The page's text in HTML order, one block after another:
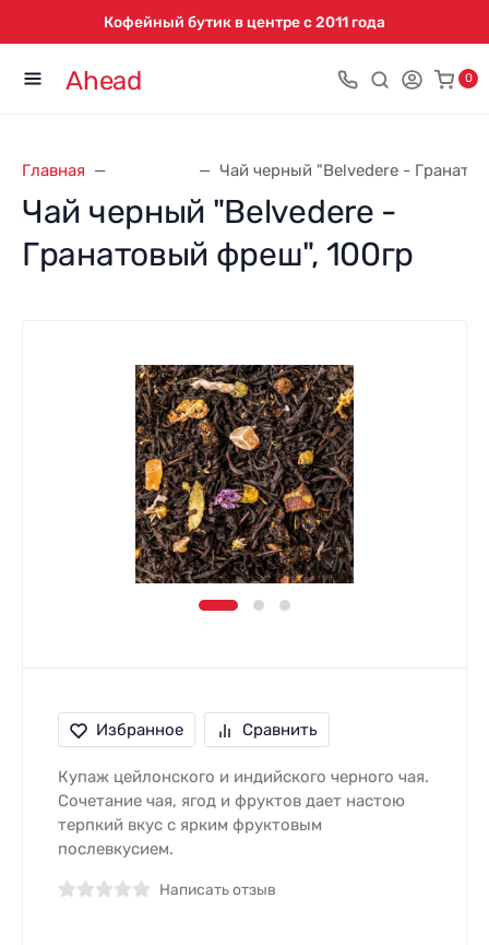
Кофейный бутик в центре с 2011 года
Ahead 0
Главная Чай черный "Belvedere -
Чай черный "Belvedere -
Гранатовый фреш", 100гр
Избранное Сравнить
Купаж цейлонского и индийского черного чая.
Сочетание чая, ягод и фруктов дает настою
терпкий вкус с ярким фруктовым
послевкусием.
Написать отзыв